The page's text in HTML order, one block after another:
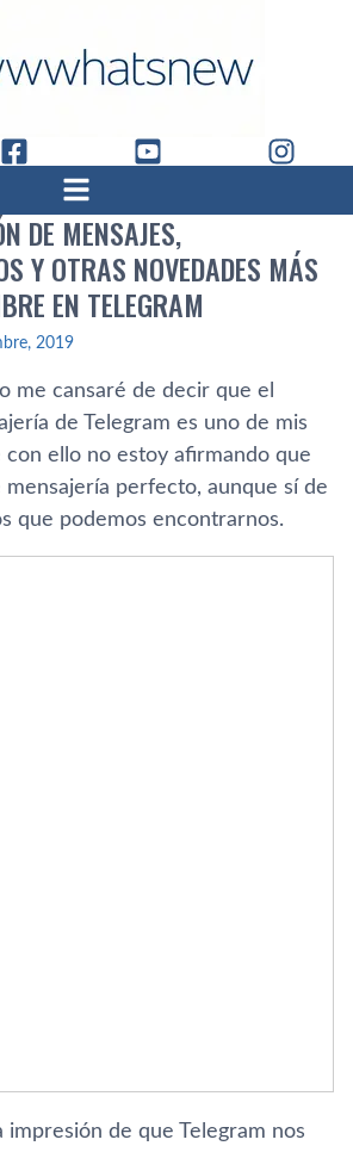
DE MENSAJES,
Y OTRAS NOVEDADES MÁS
EN TELEGRAM
2019
me cansaré de decir que el
de Telegram es uno de mis
con ello no estoy afirmando que
mensajería perfecto, aunque sí de
que podemos encontrarnos.
impresión de que Telegram nos